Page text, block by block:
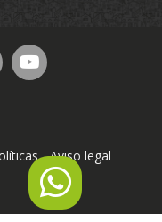
-Aviso legal